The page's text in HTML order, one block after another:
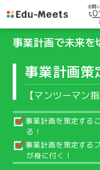
お問
事業計画で未来を
事業計画策
【マンツーマン指
事業計画を策定する
る！
事業計画を策定する
が身に付く！